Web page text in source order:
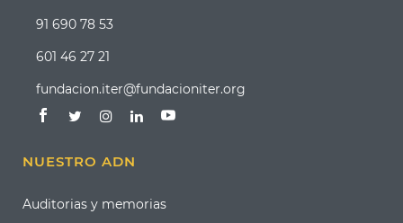
91 690 78 53
601 46 27 21
fundacion.iter@fundacioniter.org
NUESTRO ADN
Auditorias y memorias